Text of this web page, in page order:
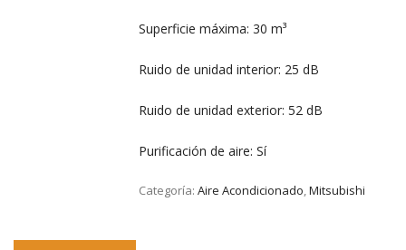
Superficie máxima: 30 m³
Ruido de unidad interior: 25 dB
Ruido de unidad exterior: 52 dB
Purificación de aire: Sí
Categoría: Aire Acondicionado,Mitsubishi